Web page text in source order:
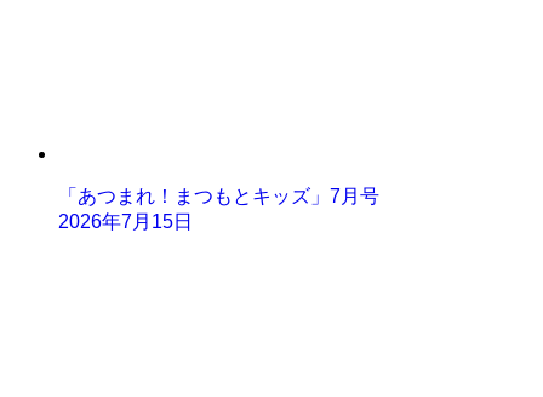
「あつまれ！まつもとキッズ」7月号
2026年7月15日